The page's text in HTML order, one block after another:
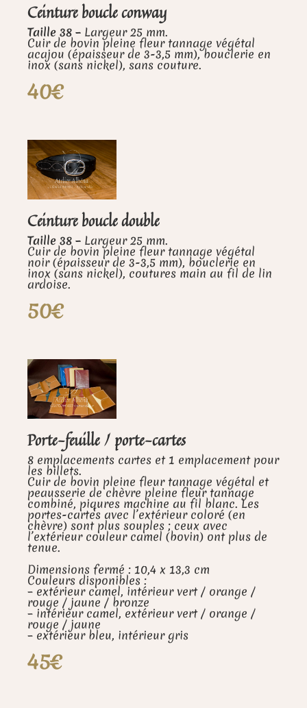
Ceinture boucle conway
Taille 38 – Largeur 25 mm.
Cuir de bovin pleine fleur tannage végétal
acajou (épaisseur de 3-3,5 mm), bouclerie en
inox (sans nickel), sans couture.
40€
Ceinture boucle double
Taille 38 – Largeur 25 mm.
Cuir de bovin pleine fleur tannage végétal
noir (épaisseur de 3-3,5 mm), bouclerie en
inox (sans nickel), coutures main au fil de lin
ardoise.
50€
Porte-feuille / porte-cartes
8 emplacements cartes et 1 emplacement pour
les billets.
Cuir de bovin pleine fleur tannage végétal et
peausserie de chèvre pleine fleur tannage
combiné, piqures machine au fil blanc. Les
portes-cartes avec l’extérieur coloré (en
chèvre) sont plus souples ; ceux avec
l’extérieur couleur camel (bovin) ont plus de
tenue.
Dimensions fermé : 10,4 x 13,3 cm
Couleurs disponibles :
– extérieur camel, intérieur vert / orange /
rouge / jaune / bronze
– intérieur camel, extérieur vert / orange /
rouge / jaune
– extérieur bleu, intérieur gris
45€